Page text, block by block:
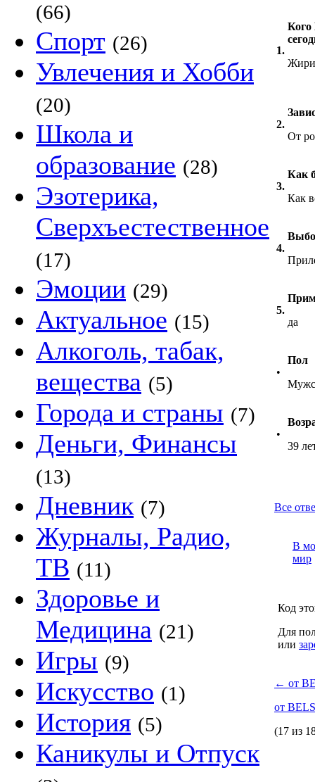
(66)
Спорт (26)
Увлечения и Хобби
(20)
Школа и
образование (28)
Эзотерика,
Сверхъестественное
(17)
Эмоции (29)
Актуальное (15)
Алкоголь, табак,
вещества (5)
Города и страны (7)
Деньги, Финансы
(13)
Дневник (7)
Журналы, Радио,
ТВ (11)
Здоровье и
Медицина (21)
Игры (9)
Искусство (1)
История (5)
Каникулы и Отпуск
1.
Кого
2.
От
3.
Как
Как
4.
5.
да
•
Пол
•
39
Все
В
мир
Код
Для
или
← от
от
(17 из